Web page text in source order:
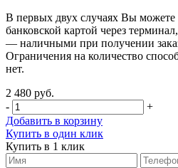
В первых двух случаях Вы можете
банковской картой через
— наличными при получении
Ограничения на количество
нет.
2 480 руб.
-
+
Добавить в корзину
Купить в один клик
Купить в 1 клик